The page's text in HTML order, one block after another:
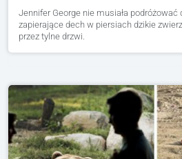
Jennifer George nie musiała podróżować
zapierające dech w piersiach dzikie
przez tylne drzwi.